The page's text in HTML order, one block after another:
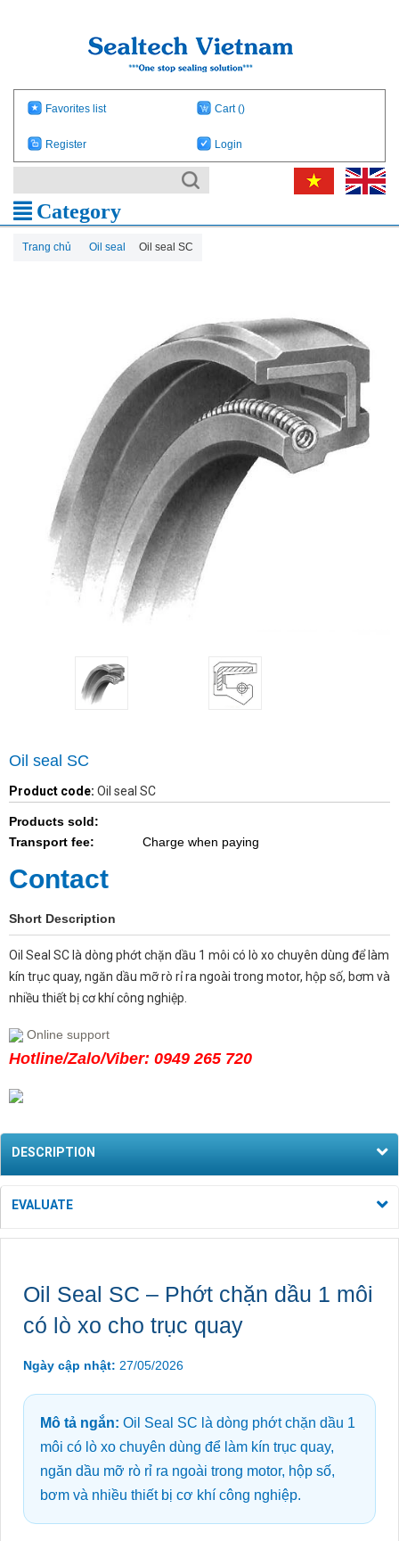
Favorites list Cart()
Register Login
Category
Trang chủ Oil seal Oil seal SC
Oil seal SC
Product code: Oil seal SC
Products sold:
Transport fee:
Charge when paying
Contact
Short Description
Oil Seal SC là dòng phớt chặn dầu 1 môi có lò xo chuyên dùng để làm
kín trục quay, ngăn dầu mỡ rò rỉ ra ngoài trong motor, hộp số, bơm và
nhiều thiết bị cơ khí công nghiệp.
Online support
Hotline/Zalo/Viber: 0949 265 720
DESCRIPTION
EVALUATE
Oil Seal SC – Phớt chặn dầu 1 môi
có lò xo cho trục quay
Ngày cập nhật: 27/05/2026
Mô tả ngắn: Oil Seal SC là dòng phớt chặn dầu 1
môi có lò xo chuyên dùng để làm kín trục quay,
ngăn dầu mỡ rò rỉ ra ngoài trong motor, hộp số,
bơm và nhiều thiết bị cơ khí công nghiệp.